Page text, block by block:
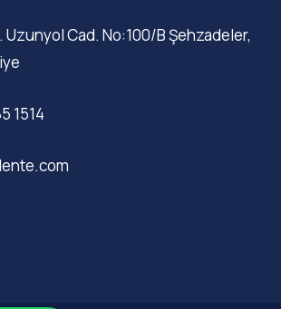
Uzunyol Cad. No:100/B Şehzadeler,
1514